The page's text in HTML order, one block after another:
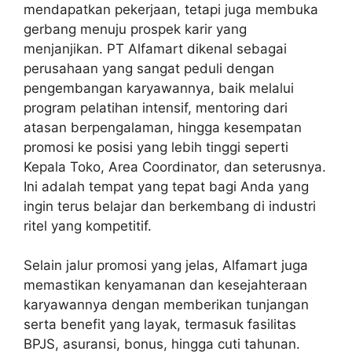
mendapatkan pekerjaan, tetapi juga membuka
gerbang menuju prospek karir yang
menjanjikan. PT Alfamart dikenal sebagai
perusahaan yang sangat peduli dengan
pengembangan karyawannya, baik melalui
program pelatihan intensif, mentoring dari
atasan berpengalaman, hingga kesempatan
promosi ke posisi yang lebih tinggi seperti
Kepala Toko, Area Coordinator, dan seterusnya.
Ini adalah tempat yang tepat bagi Anda yang
ingin terus belajar dan berkembang di industri
ritel yang kompetitif.
Selain jalur promosi yang jelas, Alfamart juga
memastikan kenyamanan dan kesejahteraan
karyawannya dengan memberikan tunjangan
serta benefit yang layak, termasuk fasilitas
BPJS, asuransi, bonus, hingga cuti tahunan.